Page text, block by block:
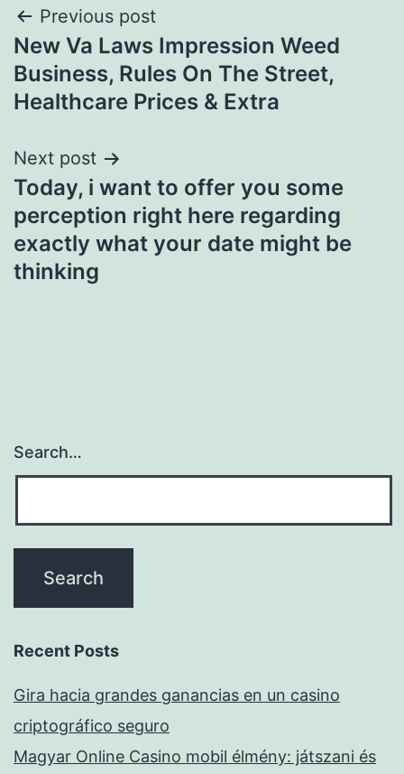
Post
navigation
Previous post
New Va Laws Impression Weed
Business, Rules On The Street,
Healthcare Prices & Extra
Next post
Today, i want to offer you some
perception right here regarding
exactly what your date might be
thinking
Search…
Recent Posts
Gira hacia grandes ganancias en un casino
criptográfico seguro
Magyar Online Casino mobil élmény: játszani és